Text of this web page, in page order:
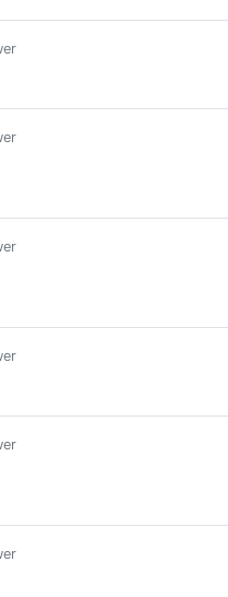
Dios y por supuesto la mi vida.